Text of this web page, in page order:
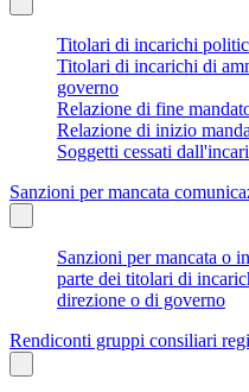
Titolari di incarichi
Titolari di incarichi di
governo
Relazione di fine
Relazione di inizio
Soggetti cessati
Sanzioni per mancata
Sanzioni per mancata o
parte dei titolari di
direzione o di governo
Rendiconti gruppi consiliari